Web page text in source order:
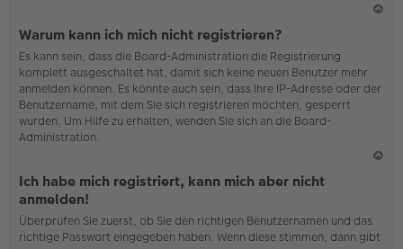
b
Warum kann ich mich nicht registrieren?
Es kann sein, dass die Board-Administration die Registrierung
komplett ausgeschaltet hat, damit sich keine neuen Benutzer mehr
anmelden können. Es könnte auch sein, dass Ihre IP-Adresse oder der
Benutzername, mit dem Sie sich registrieren möchten, gesperrt
wurden. Um Hilfe zu erhalten, wenden Sie sich an die Board-
Administration.
b
Ich habe mich registriert, kann mich aber nicht
anmelden!
Überprüfen Sie zuerst, ob Sie den richtigen Benutzernamen und das
richtige Passwort eingegeben haben. Wenn diese stimmen, dann gibt